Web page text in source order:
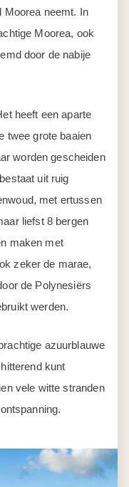
heeft een aparte
twee grote baaien
worden gescheiden
uit ruig
azuurblauwe
kunt
vele witte stranden